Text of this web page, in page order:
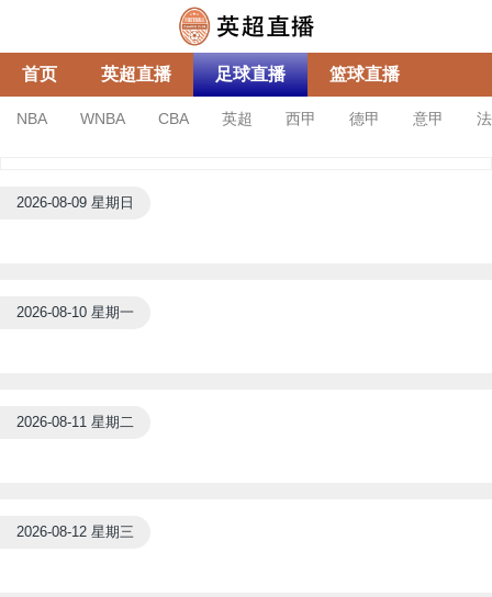
首页 英超直播 足球直播 篮球直播
NBA WNBA CBA 英超 西甲 德甲 意甲
2026-08-09 星期日
2026-08-10 星期一
2026-08-11 星期二
2026-08-12 星期三